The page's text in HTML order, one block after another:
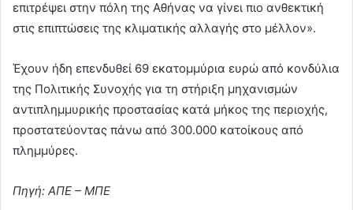
επιτρέψει στην πόλη της Αθήνας να γίνει πιο ανθεκτική
στις επιπτώσεις της κλιματικής αλλαγής στο μέλλον».
Έχουν ήδη επενδυθεί 69 εκατομμύρια ευρώ από κονδύλια
της Πολιτικής Συνοχής για τη στήριξη μηχανισμών
αντιπλημμυρικής προστασίας κατά μήκος της περιοχής,
προστατεύοντας πάνω από 300.000 κατοίκους από
πλημμύρες.
Πηγή: ΑΠΕ – ΜΠΕ